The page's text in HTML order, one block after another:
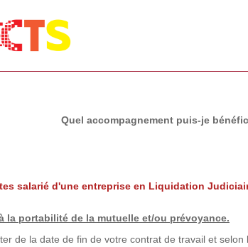
Quel accompagnement puis-je
salarié d'une entreprise en Liquidation
la portabilité de la mutuelle et/ou prévoyance.
de la date de fin de votre contrat de travail et